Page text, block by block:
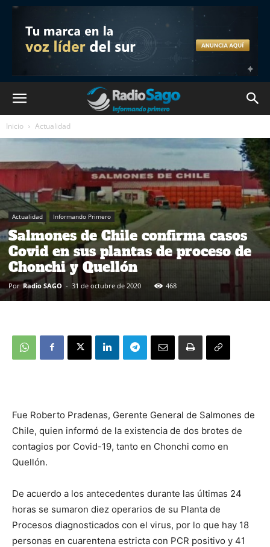
Inicio Actualidad
Actualidad Informando Primero
Salmones de Chile confirma casos
Covid en sus plantas de proceso de
Chonchi y Quellón
Por Radio SAGO - 31 de octubre de 2020 468
Fue Roberto Pradenas, Gerente General de Salmones de
Chile, quien informó de la existencia de dos brotes de
contagios por Covid-19, tanto en Chonchi como en
Quellón.
De acuerdo a los antecedentes durante las últimas 24
horas se sumaron diez operarios de su Planta de
Procesos diagnosticados con el virus, por lo que hay 18
personas en cuarentena estricta con PCR positivo y 41